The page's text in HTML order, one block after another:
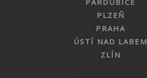
PLZEŇ
PRAHA
ÚSTÍ NAD LABEM
ZLÍN